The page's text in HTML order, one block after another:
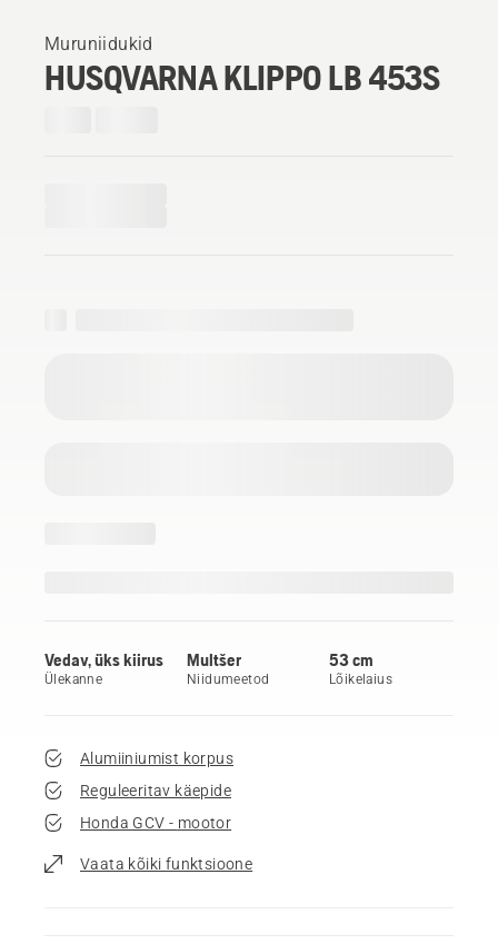
Muruniidukid
HUSQVARNA KLIPPO LB 453S
Vedav, üks kiirus
Ülekanne
Multšer
Niidumeetod
53 cm
Lõikelaius
Alumiiniumist korpus
Reguleeritav käepide
Honda GCV - mootor
Vaata kõiki funktsioone